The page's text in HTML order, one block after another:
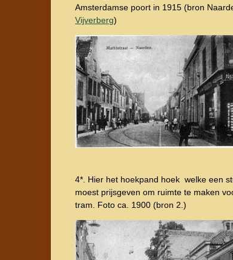
Amsterdamse poort in 1915 (bron
Vijverberg)
4*. Hier het hoekpand hoek welke een
moest prijsgeven om ruimte te maken
tram. Foto ca. 1900 (bron 2.)